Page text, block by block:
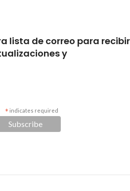
lista de correo para recibir
y
* indicates required